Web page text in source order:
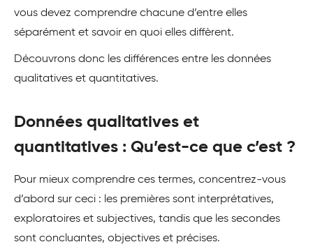
vous devez comprendre chacune d’entre elles
séparément et savoir en quoi elles diffèrent.
Découvrons donc les différences entre les données
qualitatives et quantitatives.
Données qualitatives et
quantitatives : Qu’est-ce que c’est ?
Pour mieux comprendre ces termes, concentrez-vous
d’abord sur ceci : les premières sont interprétatives,
exploratoires et subjectives, tandis que les secondes
sont concluantes, objectives et précises.